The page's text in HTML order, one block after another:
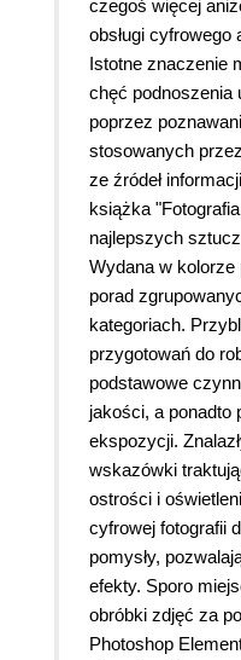
czegoś więcej
obsługi cyfrowego
Istotne znaczenie
chęć podnoszenia
poprzez
stosowanych
ze źródeł
książka
najlepszych
Wydana w kolorze
porad
kategoriach.
przygotowań do
podstawowe
jakości, a ponadto
ekspozycji.
wskazówki
ostrości i
cyfrowej fotografii
pomysły,
efekty. Sporo
obróbki zdjęć za
Photoshop